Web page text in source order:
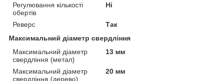
Регулювання кількості
обертів
Ні
Реверс
Так
Максимальний діаметр свердління
Максимальний діаметр
свердління (метал)
13 мм
Максимальний діаметр
свердління (дерево)
20 мм